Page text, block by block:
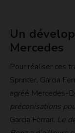
Un
Mercedes
Pour réaliser ces
Sprinter, Garcia
agréé Mercedes-
préconisations
Garcia Ferrari. Le